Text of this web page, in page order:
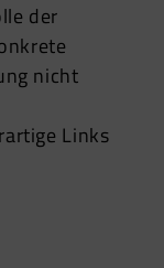
der
nicht
Links